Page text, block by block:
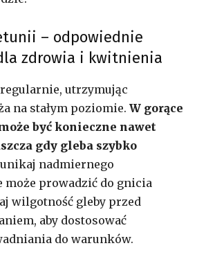
– odpowiednie
zdrowia i kwitnienia
utrzymując
na stałym poziomie. W gorące
być konieczne nawet
gdy gleba szybko
unikaj nadmiernego
może prowadzić do gnicia
wilgotność gleby przed
aby dostosować
do warunków.